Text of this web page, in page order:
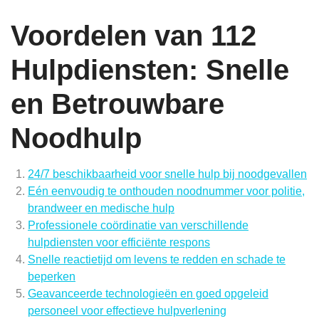
Voordelen van 112
Hulpdiensten: Snelle
en Betrouwbare
Noodhulp
24/7 beschikbaarheid voor snelle hulp bij noodgevallen
Eén eenvoudig te onthouden noodnummer voor politie,
brandweer en medische hulp
Professionele coördinatie van verschillende
hulpdiensten voor efficiënte respons
Snelle reactietijd om levens te redden en schade te
beperken
Geavanceerde technologieën en goed opgeleid
personeel voor effectieve hulpverlening